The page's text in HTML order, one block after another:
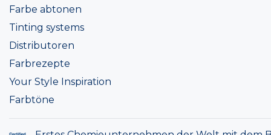
Farbe abtonen
Tinting systems
Distributoren
Farbrezepte
Your Style Inspiration
Farbtöne